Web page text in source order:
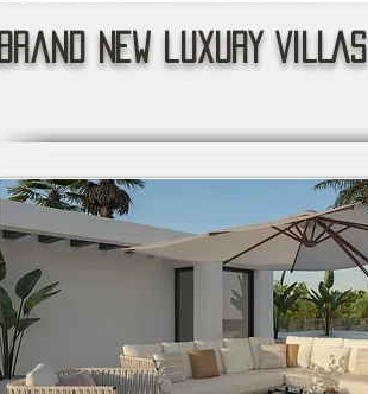
Brand new luxury VILLAS